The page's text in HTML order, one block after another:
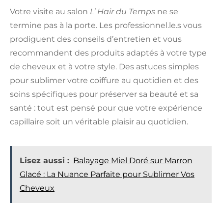
Votre visite au salon L’ Hair du Temps ne se
termine pas à la porte. Les professionnel.le.s vous
prodiguent des conseils d’entretien et vous
recommandent des produits adaptés à votre type
de cheveux et à votre style. Des astuces simples
pour sublimer votre coiffure au quotidien et des
soins spécifiques pour préserver sa beauté et sa
santé : tout est pensé pour que votre expérience
capillaire soit un véritable plaisir au quotidien.
Lisez aussi : Balayage Miel Doré sur Marron
Glacé : La Nuance Parfaite pour Sublimer Vos
Cheveux